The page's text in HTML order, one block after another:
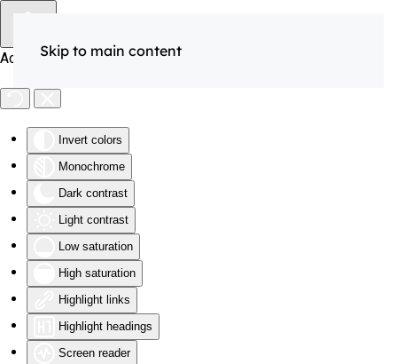
Accessibility Tools
Invert colors
Monochrome
Dark contrast
Light contrast
Low saturation
High saturation
Highlight links
Highlight headings
Screen reader
Skip to main content